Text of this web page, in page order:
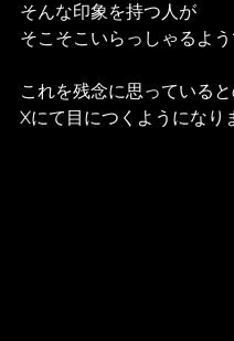
そんな印象を持つ人が
そこそこいらっしゃるよ
これを残念に思っている
Xにて目につくようになり